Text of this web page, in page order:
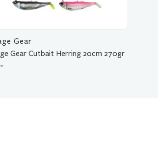
Gear
Gear Cutbait Herring 20cm 270gr